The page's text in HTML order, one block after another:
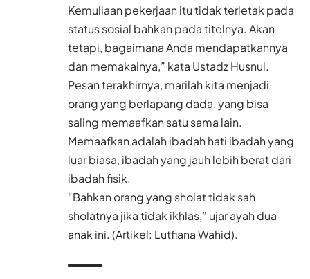
Kemuliaan pekerjaan itu tidak terletak pada
status sosial bahkan pada titelnya. Akan
tetapi, bagaimana Anda mendapatkannya
dan memakainya,” kata Ustadz Husnul.
Pesan terakhirnya, marilah kita menjadi
orang yang berlapang dada, yang bisa
saling memaafkan satu sama lain.
Memaafkan adalah ibadah hati ibadah yang
luar biasa, ibadah yang jauh lebih berat dari
ibadah fisik.
“Bahkan orang yang sholat tidak sah
sholatnya jika tidak ikhlas,” ujar ayah dua
anak ini. (Artikel: Lutfiana Wahid).